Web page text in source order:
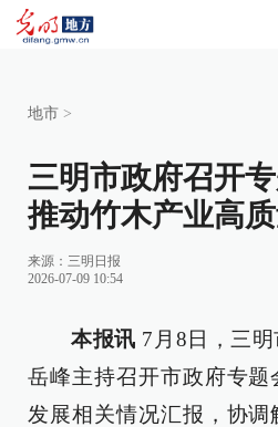
地市 >
三明市政府召开
推动竹木产业高
来源： 三明日报
2026-07-09 10:54
本报讯 7月8日，三
岳峰主持召开市政府专
发展相关情况汇报，协